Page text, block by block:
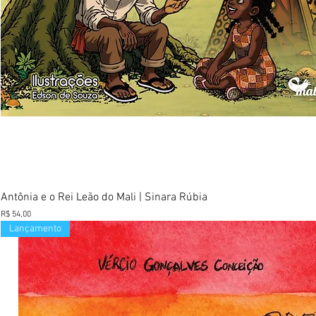
Visualização rápida
Antônia e o Rei Leão do Mali | Sinara Rúbia
Preço
R$ 54,00
Lançamento